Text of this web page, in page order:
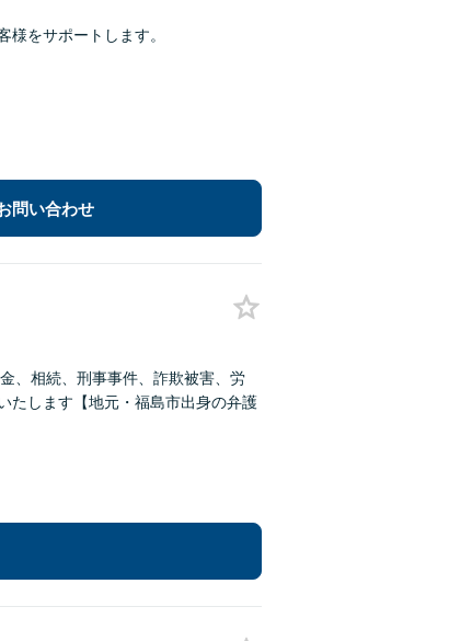
様をサポートします。
問い合わせ
、相続、刑事事件、詐欺被害、労
たします【地元・福島市出身の弁護